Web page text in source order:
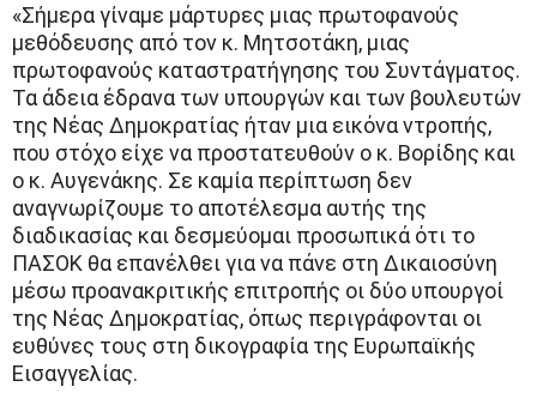
«Σήμερα γίναμε μάρτυρες μιας πρωτοφανούς
μεθόδευσης από τον κ. Μητσοτάκη, μιας
πρωτοφανούς καταστρατήγησης του Συντάγματος.
Τα άδεια έδρανα των υπουργών και των βουλευτών
της Νέας Δημοκρατίας ήταν μια εικόνα ντροπής,
που στόχο είχε να προστατευθούν ο κ. Βορίδης και
ο κ. Αυγενάκης. Σε καμία περίπτωση δεν
αναγνωρίζουμε το αποτέλεσμα αυτής της
διαδικασίας και δεσμεύομαι προσωπικά ότι το
ΠΑΣΟΚ θα επανέλθει για να πάνε στη Δικαιοσύνη
μέσω προανακριτικής επιτροπής οι δύο υπουργοί
της Νέας Δημοκρατίας, όπως περιγράφονται οι
ευθύνες τους στη δικογραφία της Ευρωπαϊκής
Εισαγγελίας.